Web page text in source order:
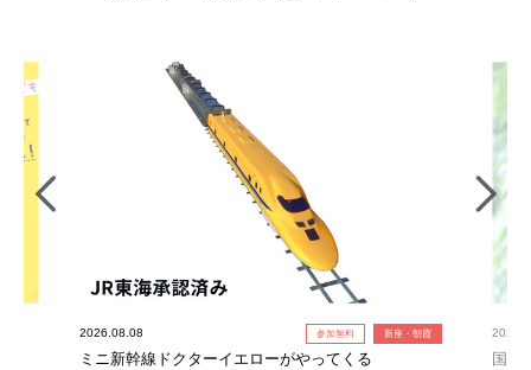
2026.08.08 参加無料 新座・朝霞
ミニ新幹線ドクターイエローがやってくる 国産